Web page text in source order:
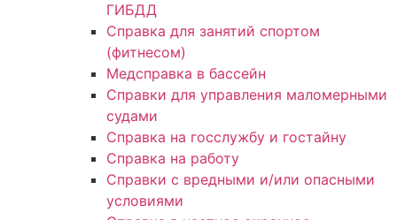
ГИБДД
Справка для занятий спортом
(фитнесом)
Медсправка в бассейн
Справки для управления маломерными
судами
Справка на госслужбу и гостайну
Справка на работу
Cправки с вредными и/или опасными
условиями